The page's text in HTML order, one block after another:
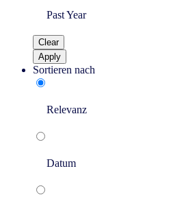
Past Year
Clear
Apply
Sortieren nach
Relevanz
Datum